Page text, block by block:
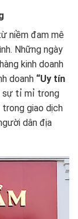
niềm đam mê
Những ngày
kinh doanh
doanh “Uy tín
sự tỉ mỉ trong
giao dịch
dân địa